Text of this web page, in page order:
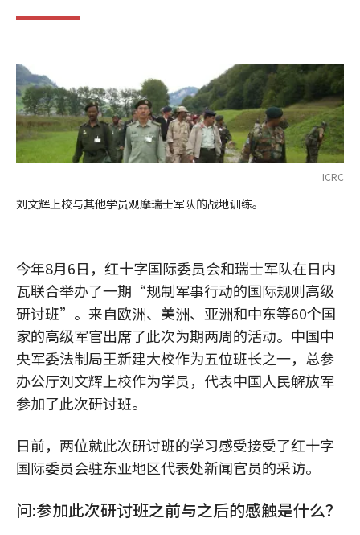
ICRC
刘文辉上校与其他学员观摩瑞士军队的战地训练。
今年8月6日，红十字国际委员会和瑞士军队在日内
瓦联合举办了一期“规制军事行动的国际规则高级
研讨班”。来自欧洲、美洲、亚洲和中东等60个国
家的高级军官出席了此次为期两周的活动。中国中
央军委法制局王新建大校作为五位班长之一，总参
办公厅刘文辉上校作为学员，代表中国人民解放军
参加了此次研讨班。
日前，两位就此次研讨班的学习感受接受了红十字
国际委员会驻东亚地区代表处新闻官员的采访。
问:参加此次研讨班之前与之后的感触是什么？